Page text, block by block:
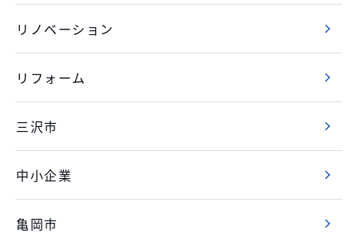
リノベーション
リフォーム
三沢市
中小企業
亀岡市